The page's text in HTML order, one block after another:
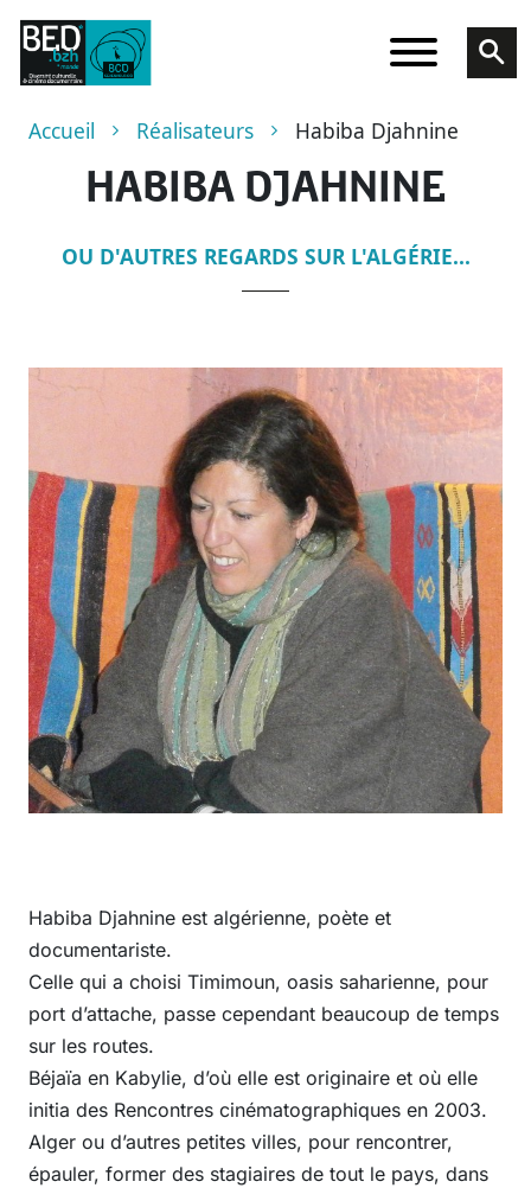
Aller au contenu principal
Fil d'Ariane
Accueil Réalisateurs Habiba Djahnine
HABIBA DJAHNINE
OU D'AUTRES REGARDS SUR L'ALGÉRIE...
Habiba Djahnine est algérienne, poète et
documentariste.
Celle qui a choisi Timimoun, oasis saharienne, pour
port d’attache, passe cependant beaucoup de temps
sur les routes.
Béjaïa en Kabylie, d’où elle est originaire et où elle
initia des Rencontres cinématographiques en 2003.
Alger ou d’autres petites villes, pour rencontrer,
épauler, former des stagiaires de tout le pays, dans